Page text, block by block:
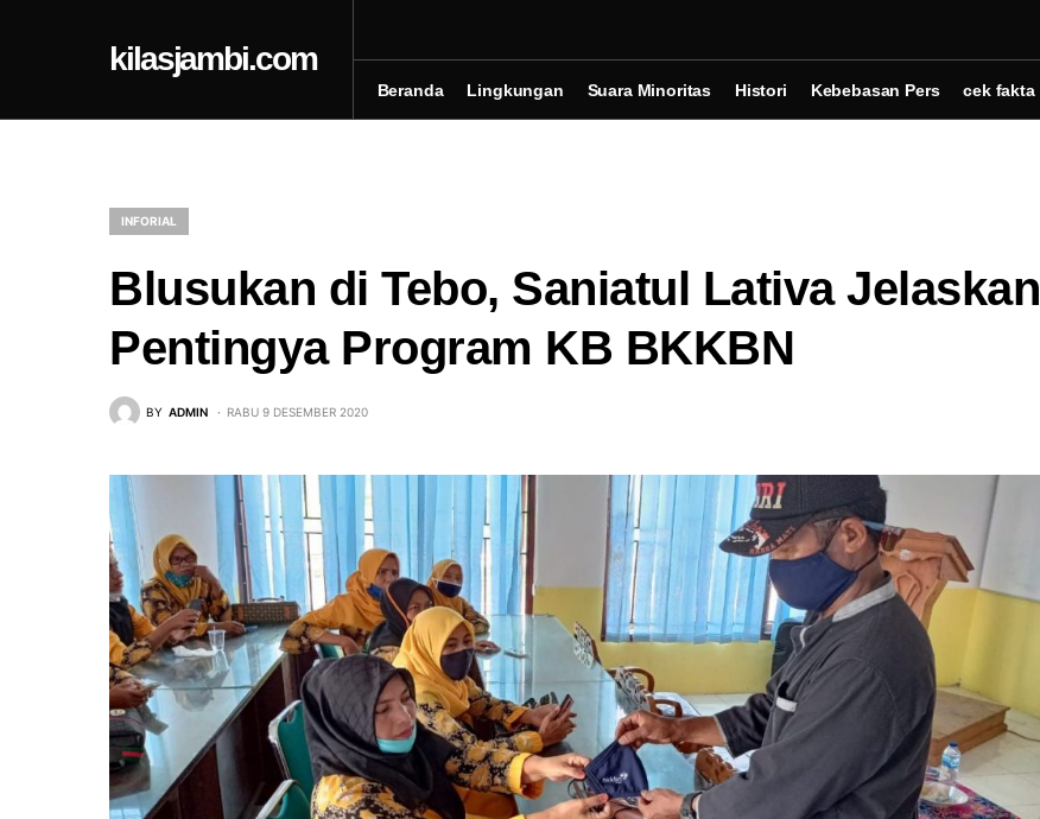
kilasjambi.com
Beranda Lingkungan Suara Minoritas Histori Kebebasan Pers cek fakta
INFORIAL
Blusukan di Tebo, Saniatul Lativa Jelaskan
Pentingya Program KB BKKBN
BY ADMIN RABU 9 DESEMBER 2020